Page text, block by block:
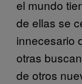
el mundo
de ellas se
innecesario
otras
de otros